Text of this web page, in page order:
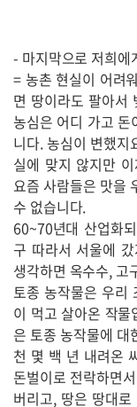
- 마지막으로 저희에
= 농촌 현실이 어려
면 땅이라도 팔아서
농심은 어디 가고 돈
니다. 농심이 변했지
실에 맞지 않지만
요즘 사람들은 맛을
수 없습니다.
60~70년대 산업화
구 따라서 서울에
생각하면 옥수수, 고
토종 농작물은 우리
이 먹고 살아온 작
은 토종 농작물에 대
천 몇 백 년 내려온
돈벌이로 전락하면
버리고, 땅은 땅대